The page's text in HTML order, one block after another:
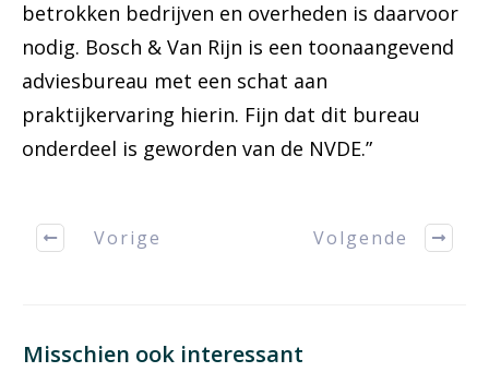
betrokken bedrijven en overheden is daarvoor
nodig. Bosch & Van Rijn is een toonaangevend
adviesbureau met een schat aan
praktijkervaring hierin. Fijn dat dit bureau
onderdeel is geworden van de NVDE.”
Vorige Volgende
Misschien ook interessant